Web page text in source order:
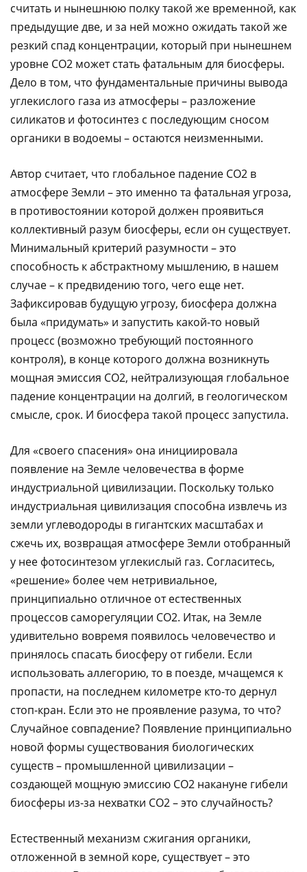
считать и нынешнюю полку такой же временной, как
предыдущие две, и за ней можно ожидать такой же
резкий спад концентрации, который при нынешнем
уровне CO2 может стать фатальным для биосферы.
Дело в том, что фундаментальные причины вывода
углекислого газа из атмосферы – разложение
силикатов и фотосинтез с последующим сносом
органики в водоемы – остаются неизменными.
Автор считает, что глобальное падение CO2 в
атмосфере Земли – это именно та фатальная угроза,
в противостоянии которой должен проявиться
коллективный разум биосферы, если он существует.
Минимальный критерий разумности – это
способность к абстрактному мышлению, в нашем
случае – к предвидению того, чего еще нет.
Зафиксировав будущую угрозу, биосфера должна
была «придумать» и запустить какой-то новый
процесс (возможно требующий постоянного
контроля), в конце которого должна возникнуть
мощная эмиссия CO2, нейтрализующая глобальное
падение концентрации на долгий, в геологическом
смысле, срок. И биосфера такой процесс запустила.
Для «своего спасения» она инициировала
появление на Земле человечества в форме
индустриальной цивилизации. Поскольку только
индустриальная цивилизация способна извлечь из
земли углеводороды в гигантских масштабах и
сжечь их, возвращая атмосфере Земли отобранный
у нее фотосинтезом углекислый газ. Согласитесь,
«решение» более чем нетривиальное,
принципиально отличное от естественных
процессов саморегуляции CO2. Итак, на Земле
удивительно вовремя появилось человечество и
принялось спасать биосферу от гибели. Если
использовать аллегорию, то в поезде, мчащемся к
пропасти, на последнем километре кто-то дернул
стоп-кран. Если это не проявление разума, то что?
Случайное совпадение? Появление принципиально
новой формы существования биологических
существ – промышленной цивилизации –
создающей мощную эмиссию CO2 накануне гибели
биосферы из-за нехватки CO2 – это случайность?
Естественный механизм сжигания органики,
отложенной в земной коре, существует – это